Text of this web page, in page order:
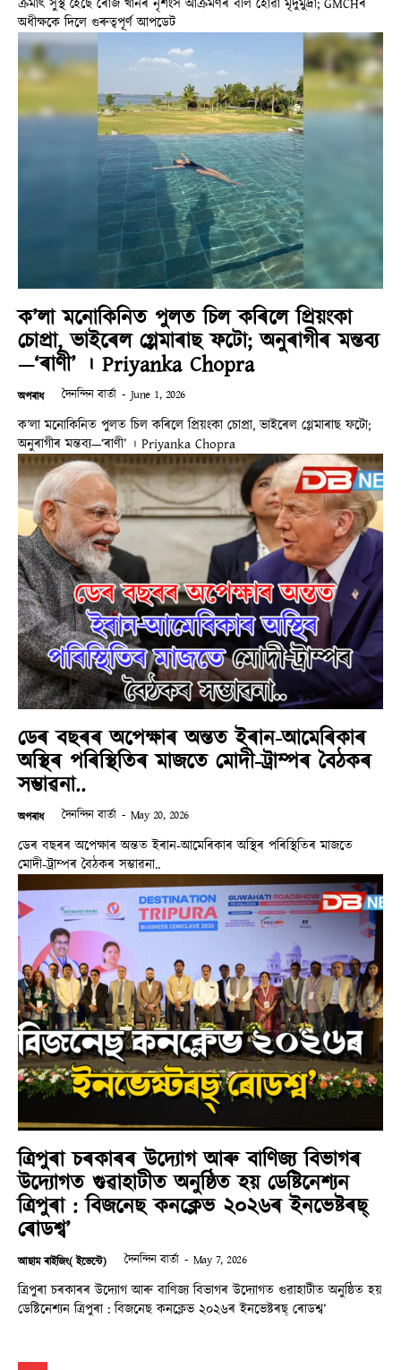
ক্ৰমাৎ সুস্থ হৈছে ৰোজ খানৰ নৃশংস আক্ৰমণৰ বলি হোৱা মৃদুমুদ্ৰা; GMCHৰ
অধীক্ষকে দিলে গুৰুত্বপূৰ্ণ আপডেট
ক’লা মনোকিনিত পুলত চিল কৰিলে প্ৰিয়ংকা
চোপ্ৰা, ভাইৰেল গ্লেমাৰাছ ফটো; অনুৰাগীৰ মন্তব্য
—‘ৰাণী’ । Priyanka Chopra
অপৰাধ দৈনন্দিন বাৰ্তা - June 1, 2026
ক’লা মনোকিনিত পুলত চিল কৰিলে প্ৰিয়ংকা চোপ্ৰা, ভাইৰেল গ্লেমাৰাছ ফটো;
অনুৰাগীৰ মন্তব্য—‘ৰাণী’ । Priyanka Chopra
ডেৰ বছৰৰ অপেক্ষাৰ অন্তত ইৰান-আমেৰিকাৰ
অস্থিৰ পৰিস্থিতিৰ মাজতে মোদী-ট্ৰাম্পৰ বৈঠকৰ
সম্ভাৱনা..
অপৰাধ দৈনন্দিন বাৰ্তা - May 20, 2026
ডেৰ বছৰৰ অপেক্ষাৰ অন্তত ইৰান-আমেৰিকাৰ অস্থিৰ পৰিস্থিতিৰ মাজতে
মোদী-ট্ৰাম্পৰ বৈঠকৰ সম্ভাৱনা..
ত্ৰিপুৰা চৰকাৰৰ উদ্যোগ আৰু বাণিজ্য বিভাগৰ
উদ্যোগত গুৱাহাটীত অনুষ্ঠিত হয় ডেষ্টিনেশ্যন
ত্ৰিপুৰা : বিজনেছ কনক্লেভ ২০২৬ৰ ইনভেষ্টৰছ্
ৰোডশ্ব’
আছাম ৰাইজিং( ইভেন্টে) দৈনন্দিন বাৰ্তা - May 7, 2026
ত্ৰিপুৰা চৰকাৰৰ উদ্যোগ আৰু বাণিজ্য বিভাগৰ উদ্যোগত গুৱাহাটীত অনুষ্ঠিত হয়
ডেষ্টিনেশ্যন ত্ৰিপুৰা : বিজনেছ কনক্লেভ ২০২৬ৰ ইনভেষ্টৰছ্ ৰোডশ্ব’